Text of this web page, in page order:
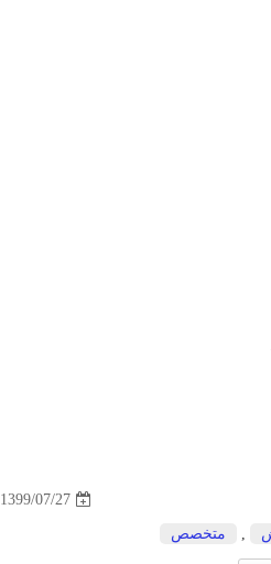
1399/07/27
متخصص